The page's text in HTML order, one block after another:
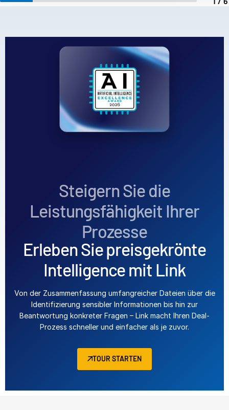
Steigern Sie die
Leistungsfähigkeit Ihrer
Prozesse
Erleben Sie preisgekrönte
Intelligence mit Link
Von der Zusammenfassung umfangreicher Dateien über die
Identifizierung sensibler Informationen bis hin zur
Beantwortung konkreter Fragen – Link macht Ihren Deal-
Prozess schneller und einfacher als je zuvor.
TOUR STARTEN